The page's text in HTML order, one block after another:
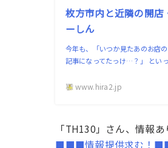
枚方市内と近隣の開
ーしん
今年も、「いつか見たあのお店
記事になってたっけ…？」 とい
www.hira2.jp
「TH130」さん、情報
■■■情報提供求む！